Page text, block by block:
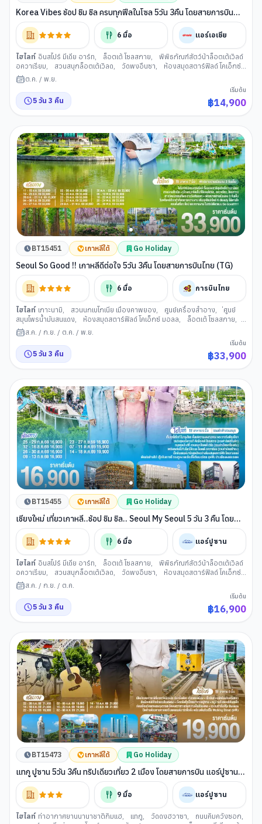
Korea Vibes ช้อป ชิม ชิล ครบทุกฟีลในโซล 5วัน 3คืน โดยสายการบิน
แอร์เอเชีย (FD)
6 มื้อ แอร์เอเชีย
ไฮไลท์ อินสไปร์ มีเดีย อาร์ท, ล็อตเต้ โซลสกาย,
พิพิธภัณฑ์สัตว์น้าล็อตเต้เวิลด์
อควาเรียม, สวนสนุกล็อตเต้เวิลด, วัดพงอึนซา,
ห้องสมุดสตาร์ฟิลด์ โคเอ็กซ์
มอลล, พิพิธภัณสาหร่าย+เรียนทำกิมจิ+ชุดฮันบก
น้ำมันสนแดง
ต.ค. / พ.ย.
5 วัน 3 คืน
เริ่มต้น
฿14,900
BT15451 เกาหลีใต้ Go Holiday
Seoul So Good !! เกาหลีดีต่อใจ 5วัน 3คืน โดยสายการบินไทย (TG)
6 มื้อ การบินไทย
ไฮไลท์ เกาะนามิ, สวนนกเบโกเนีย เมืองคาพยอง, ศูนย์เครื่องสำอาง,
่ศูนย์
สมุนไพรน้ำมันสนแดง, ห้องสมุดสตาร์ฟิลด์ โคเอ็กซ์ มอลล, ล็อตเต้ โซลสกาย,
พิพิธภัณฑ์สัตว์น้าล็อตเต้เวิลด์อควาเรียม
ตามอัธยาศัย เต็มวัน
,
พิพิธภัณสาหร่าย+เรียนทำกิม
จิ+ชุดฮันบก, ย่านช้อปปิ้งฮงแด
ส.ค. / ก.ย. / ต.ค. / พ.ย.
5 วัน 3 คืน
เริ่มต้น
฿33,900
BT15455 เกาหลีใต้ Go Holiday
เชียงใหม่ เที่ยวเกาหลี..ช้อป ชิม ชิล.. Seoul My Seoul 5 วัน 3 คืน โดย
สายการบิน แอร์ปูซาน (BX)
6 มื้อ แอร์ปูซาน
ไฮไลท์ อินสไปร์ มีเดีย อาร์ท, ล็อตเต้ โซลสกาย,
พิพิธภัณฑ์สัตว์น้าล็อตเต้เวิลด์
อควาเรียม, สวนสนุกล็อตเต้เวิลด, วัดพงอึนซา,
ห้องสมุดสตาร์ฟิลด์ โคเอ็กซ์
มอลล, พิพิธภัณสาหร่าย+เรียนทำกิมจิ+ชุดฮันบก
น้ำมันสนแดง
ย่านช้อปปิ้งฮงแด ,
ช้อปปิ้ง Local Supermarket
ส.ค. / ก.ย. / ต.ค.
5 วัน 3 คืน
เริ่มต้น
฿16,900
BT15473 เกาหลีใต้ Go Holiday
แทกู ปูซาน 5วัน 3คืน ทริปเดียวเที่ยว 2 เมือง โดยสายการบิน แอร์ปูซาน
(BX)
9 มื้อ แอร์ปูซาน
ไฮไลท์ ท่าอากาศยานนานาชาติกิมแฮ, แทกู, วัดดงฮวาซา, ถนนคิมควังซอก,